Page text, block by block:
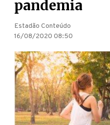
pandemia
Estadão Conteúdo
16/08/2020 08:50